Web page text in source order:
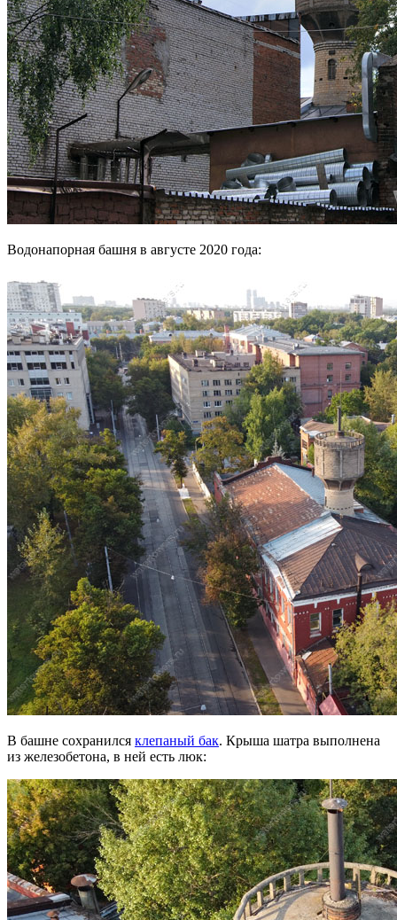
Водонапорная башня в августе 2020 года:
В башне сохранился клепаный бак. Крыша шатра выполнена
из железобетона, в ней есть люк: